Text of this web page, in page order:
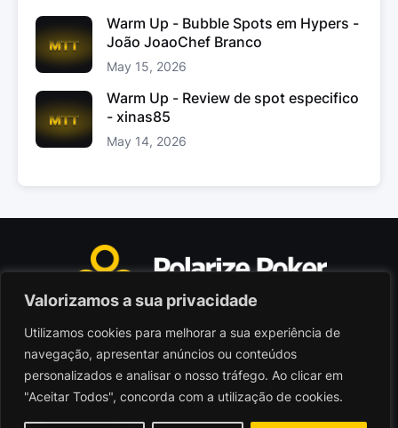
Valorizamos a sua privacidade
Utilizamos cookies para melhorar a sua experiência de
navegação, apresentar anúncios ou conteúdos
personalizados e analisar o nosso tráfego. Ao clicar em
"Aceitar Todos", concorda com a utilização de cookies.
Warm Up - Bubble Spots em Hypers -
João JoaoChef Branco
May 15, 2026
Warm Up - Review de spot especifico
- xinas85
May 14, 2026
Polarize Poker Limited, Malta
Sociedade comercial registada sob n.º C103402
© 2026 - Polarize Poker
Termos de Utilização